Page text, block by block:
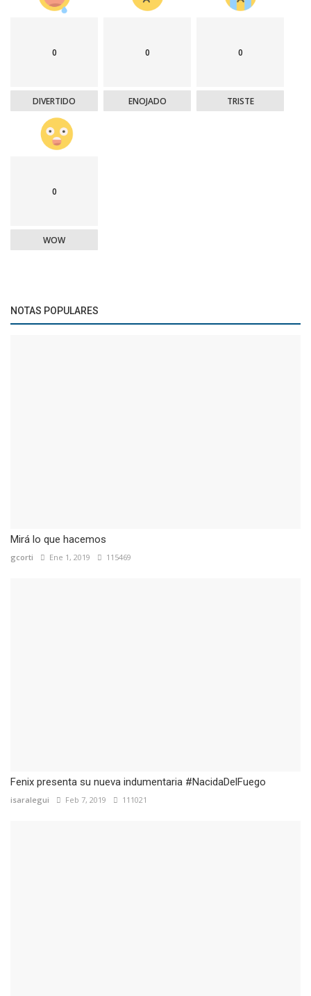
0
DIVERTIDO
0
ENOJADO
0
TRISTE
0
WOW
NOTAS POPULARES
Mirá lo que hacemos
gcorti Ene 1, 2019 115469
Fenix presenta su nueva indumentaria #NacidaDelFuego
isaralegui Feb 7, 2019 111021